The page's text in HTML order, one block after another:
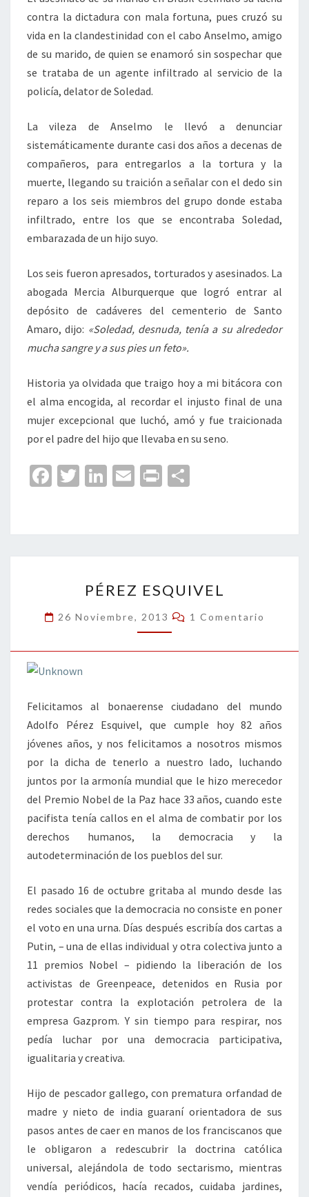
contra la dictadura con mala fortuna, pues cruzó su
vida en la clandestinidad con el cabo Anselmo, amigo
de su marido, de quien se enamoró sin sospechar que
se trataba de un agente infiltrado al servicio de la
policía, delator de Soledad.
La vileza de Anselmo le llevó a denunciar
sistemáticamente durante casi dos años a decenas de
compañeros, para entregarlos a la tortura y la
muerte, llegando su traición a señalar con el dedo sin
reparo a los seis miembros del grupo donde estaba
infiltrado, entre los que se encontraba Soledad,
embarazada de un hijo suyo.
Los seis fueron apresados, torturados y asesinados. La
abogada Mercia Alburquerque que logró entrar al
depósito de cadáveres del cementerio de Santo
Amaro, dijo: «Soledad, desnuda, tenía a su alrededor
mucha sangre y a sus pies un feto».
Historia ya olvidada que traigo hoy a mi bitácora con
el alma encogida, al recordar el injusto final de una
mujer excepcional que luchó, amó y fue traicionada
por el padre del hijo que llevaba en su seno.
Fa
o
o
T
er
Li
dI
n
E
l
Pr
p
ar
tir
ESQUIVEL
PÉREZ ESQUIVEL
26 Noviembre, 2013 Comentarios
1 Comentario
Felicitamos al bonaerense ciudadano del mundo
Adolfo Pérez Esquivel, que cumple hoy 82 años
jóvenes años, y nos felicitamos a nosotros mismos
por la dicha de tenerlo a nuestro lado, luchando
juntos por la armonía mundial que le hizo merecedor
del Premio Nobel de la Paz hace 33 años, cuando este
pacifista tenía callos en el alma de combatir por los
derechos humanos, la democracia y la
autodeterminación de los pueblos del sur.
El pasado 16 de octubre gritaba al mundo desde las
redes sociales que la democracia no consiste en poner
el voto en una urna. Días después escribía dos cartas a
Putin, – una de ellas individual y otra colectiva junto a
11 premios Nobel – pidiendo la liberación de los
activistas de Greenpeace, detenidos en Rusia por
protestar contra la explotación petrolera de la
empresa Gazprom. Y sin tiempo para respirar, nos
pedía luchar por una democracia participativa,
igualitaria y creativa.
Hijo de pescador gallego, con prematura orfandad de
madre y nieto de india guaraní orientadora de sus
pasos antes de caer en manos de los franciscanos que
le obligaron a redescubrir la doctrina católica
universal, alejándola de todo sectarismo, mientras
vendía periódicos, hacía recados, cuidaba jardines,